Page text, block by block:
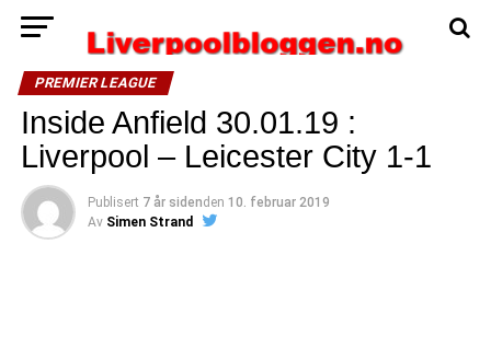
PREMIER LEAGUE
Inside Anfield 30.01.19 :
Liverpool – Leicester City 1-1
Publisert 7 år sidenden 10. februar 2019
Av Simen Strand